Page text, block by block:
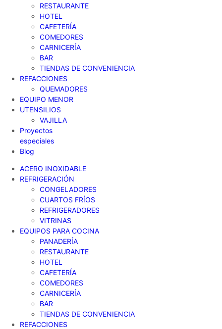
RESTAURANTE
HOTEL
CAFETERÍA
COMEDORES
CARNICERÍA
BAR
TIENDAS DE CONVENIENCIA
REFACCIONES
QUEMADORES
EQUIPO MENOR
UTENSILIOS
VAJILLA
Proyectos
especiales
Blog
ACERO INOXIDABLE
REFRIGERACIÓN
CONGELADORES
CUARTOS FRÍOS
REFRIGERADORES
VITRINAS
EQUIPOS PARA COCINA
PANADERÍA
RESTAURANTE
HOTEL
CAFETERÍA
COMEDORES
CARNICERÍA
BAR
TIENDAS DE CONVENIENCIA
REFACCIONES